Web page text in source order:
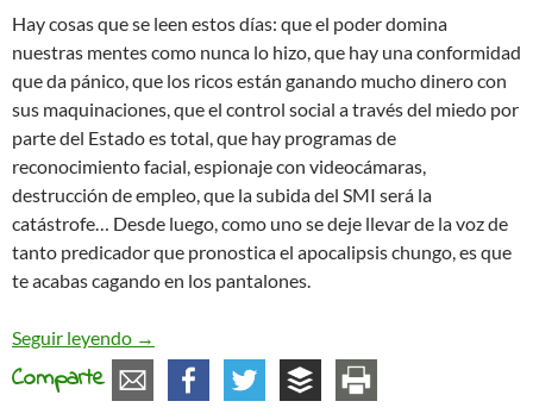
Hay cosas que se leen estos días: que el poder domina
nuestras mentes como nunca lo hizo, que hay una conformidad
que da pánico, que los ricos están ganando mucho dinero con
sus maquinaciones, que el control social a través del miedo por
parte del Estado es total, que hay programas de
reconocimiento facial, espionaje con videocámaras,
destrucción de empleo, que la subida del SMI será la
catástrofe… Desde luego, como uno se deje llevar de la voz de
tanto predicador que pronostica el apocalipsis chungo, es que
te acabas cagando en los pantalones.
Seguir leyendo Viviendo en el Reinado del Miedo
→
Comparte